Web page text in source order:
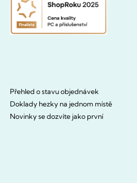
Přehled o stavu objednávek
Doklady hezky na jednom místě
Novinky se dozvíte jako první